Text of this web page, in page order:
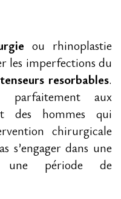
ou rhinoplastie
les imperfections du
resorbables.
parfaitement aux
des hommes qui
chirurgicale
s’engager dans une
une période de